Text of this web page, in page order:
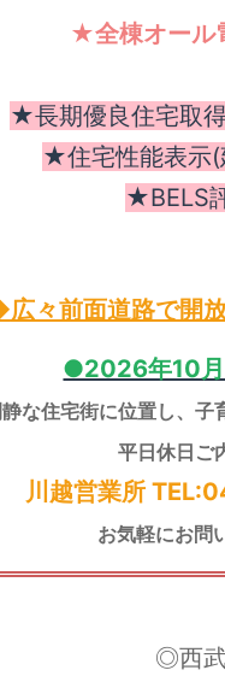
オール電化採用★
★長期優良住宅取
★住宅性能表示(
★BELS
広々前面道路で開
●2026年10
な住宅街に位置し、子
平日休日ご
川越営業所
お気軽にお問
◎西